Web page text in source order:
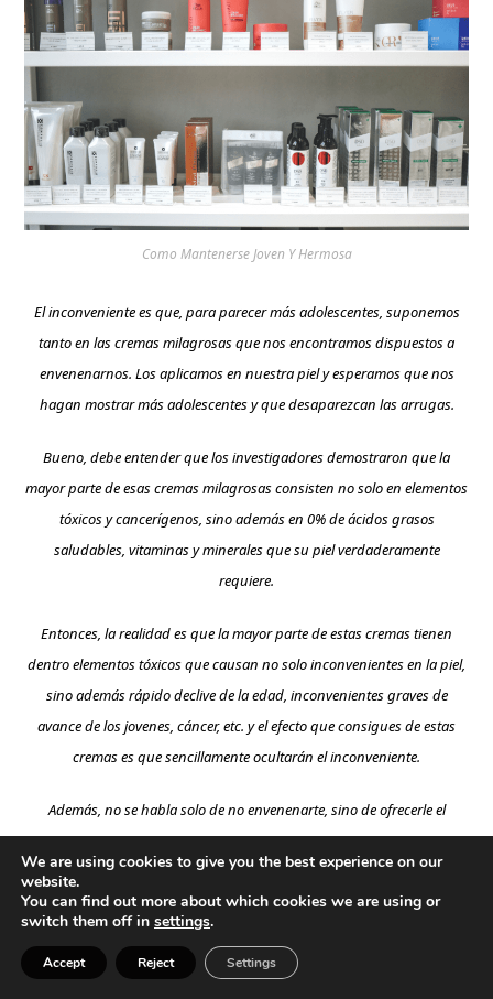
Como Mantenerse Joven Y Hermosa
El inconveniente es que, para parecer más adolescentes, suponemos
tanto en las cremas milagrosas que nos encontramos dispuestos a
envenenarnos. Los aplicamos en nuestra piel y esperamos que nos
hagan mostrar más adolescentes y que desaparezcan las arrugas.
Bueno, debe entender que los investigadores demostraron que la
mayor parte de esas cremas milagrosas consisten no solo en elementos
tóxicos y cancerígenos, sino además en 0% de ácidos grasos
saludables, vitaminas y minerales que su piel verdaderamente
requiere.
Entonces, la realidad es que la mayor parte de estas cremas tienen
dentro elementos tóxicos que causan no solo inconvenientes en la piel,
sino además rápido declive de la edad, inconvenientes graves de
avance de los jovenes, cáncer, etc. y el efecto que consigues de estas
cremas es que sencillamente ocultarán el inconveniente.
Además, no se habla solo de no envenenarte, sino de ofrecerle el
alimento correcto a tu piel. Recuerda que la piel es tu órgano más
importante, por lo cual es primordial cómo y con qué la alimentas.
6. Nutre tu piel con productos
naturales para el cuidado de la piel
para lucir más joven
We are using cookies to give you the best experience on our
website.
You can find out more about which cookies we are using or
switch them off in settings.
Accept Reject Settings